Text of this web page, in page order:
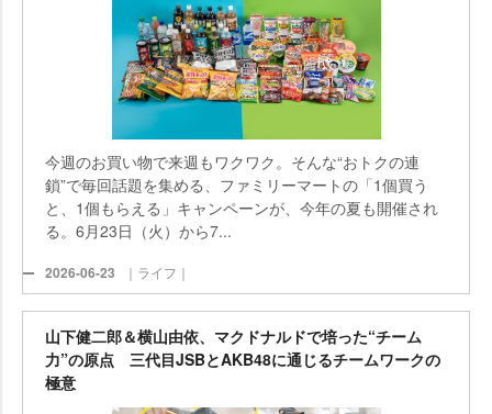
今週のお買い物で来週もワクワク。そんな“おトクの連
鎖”で毎回話題を集める、ファミリーマートの「1個買う
と、1個もらえる」キャンペーンが、今年の夏も開催され
る。6月23日（火）から7...
2026-06-23 ｜ライフ｜
山下健二郎＆横山由依、マクドナルドで培った“チーム
力”の原点 三代目JSBとAKB48に通じるチームワークの
極意